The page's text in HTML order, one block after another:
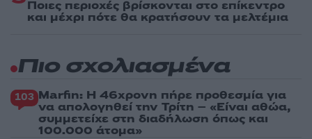
Ποιες περιοχές βρίσκονται στο επίκεντρο
και μέχρι πότε θα κρατήσουν τα μελτέμια
Πιο σχολιασμένα
103 Marfin: Η 46χρονη πήρε προθεσμία για
να απολογηθεί την Τρίτη – «Είναι αθώα,
συμμετείχε στη διαδήλωση όπως και
100.000 άτομα»